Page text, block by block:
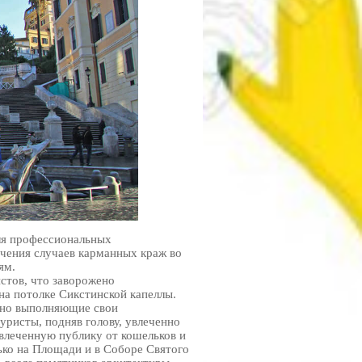
профессиональных
случаев карманных краж во
что заворожено
потолке Сикстинской капеллы.
выполняющие свои
подняв голову, увлеченно
публику от кошельков и
на Площади и в Соборе Святого